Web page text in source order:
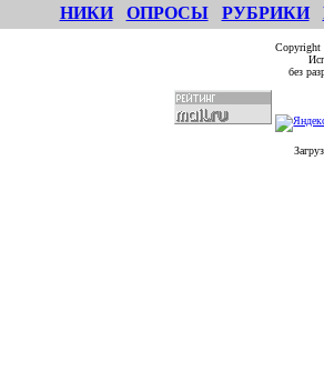
НИКИ ОПРОСЫ РУБРИКИ
без